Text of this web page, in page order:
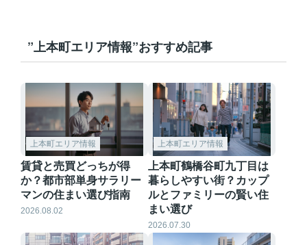
”上本町エリア情報”おすすめ記事
上本町エリア情報
賃貸と売買どっちが得
か？都市部単身サラリー
マンの住まい選び指南
2026.08.02
上本町エリア情報
上本町鶴橋谷町九丁目は
暮らしやすい街？カップ
ルとファミリーの賢い住
まい選び
2026.07.30